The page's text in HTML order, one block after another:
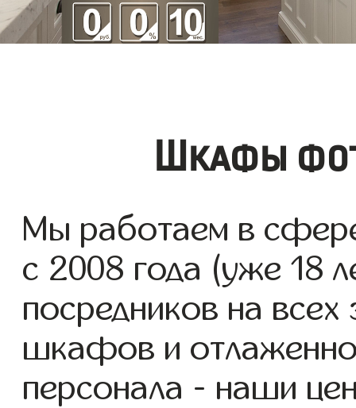
Шкафы
Мы работаем в
с 2008 года (уже 18
посредников на всех
шкафов и
персонала - наши